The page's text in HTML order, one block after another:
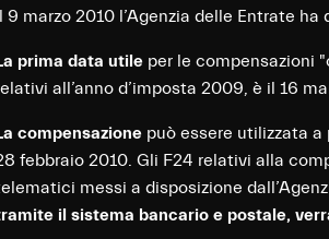
9 marzo 2010 l’Agenzia delle Entrate ha
prima data utile per le compensazioni
all’anno d’imposta 2009, è il 16
compensazione può essere utilizzata
febbraio 2010. Gli F24 relativi alla
messi a disposizione
il sistema bancario e postale,